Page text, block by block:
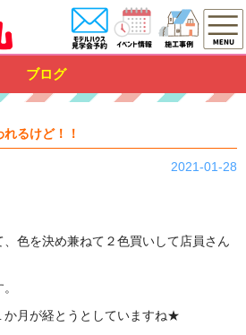
ブログ
るけど！！
2021-01-28
色を決め兼ねて２色買いして店員さん
か月が経とうとしていますね★